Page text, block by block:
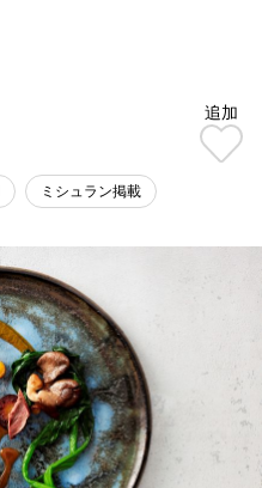
追加
ミシュラン掲載